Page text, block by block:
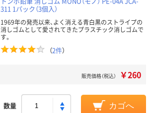
311 1パック（3個入）
1969年の発売以来、よく消える青白黒のストライプの
消しゴムとして愛されてきたプラスチック消しゴムで
す。
（2件）
販売価格（税込） ￥260
数量 カゴへ